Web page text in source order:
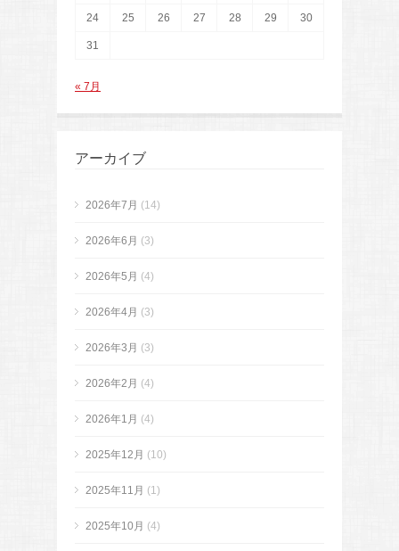
24 25 26 27 28 29 30
31
« 7月
アーカイブ
2026年7月 (14)
2026年6月 (3)
2026年5月 (4)
2026年4月 (3)
2026年3月 (3)
2026年2月 (4)
2026年1月 (4)
2025年12月 (10)
2025年11月 (1)
2025年10月 (4)